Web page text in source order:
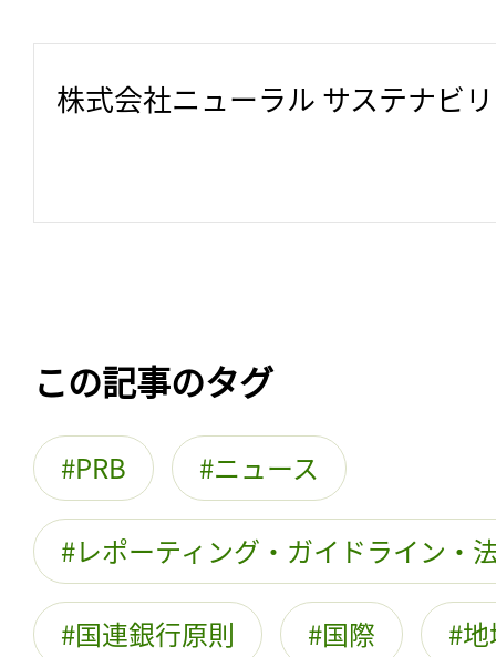
株式会社ニューラル サステナビ
この記事のタグ
PRB ニュース
レポーティング・ガイドライン・
国連銀行原則 国際